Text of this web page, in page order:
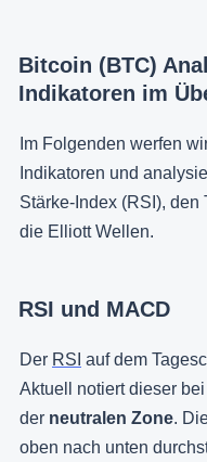
Bitcoin (BTC)
Indikatoren im
Im Folgenden werfen
Indikatoren und
Stärke-Index (RSI),
die Elliott Wellen.
RSI und MACD
Der RSI auf dem
Aktuell notiert dieser
der neutralen Zone.
oben nach unten